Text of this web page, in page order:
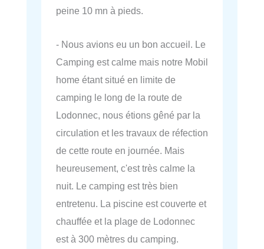
peine 10 mn à pieds.
- Nous avions eu un bon accueil. Le
Camping est calme mais notre Mobil
home étant situé en limite de
camping le long de la route de
Lodonnec, nous étions gêné par la
circulation et les travaux de réfection
de cette route en journée. Mais
heureusement, c'est très calme la
nuit. Le camping est très bien
entretenu. La piscine est couverte et
chauffée et la plage de Lodonnec
est à 300 mètres du camping.